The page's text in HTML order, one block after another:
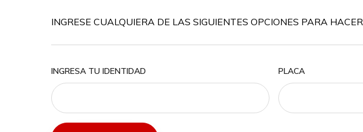
INGRESE CUALQUIERA DE LAS SIGUIENTES OPCIONES PARA
INGRESA TU IDENTIDAD PLACA